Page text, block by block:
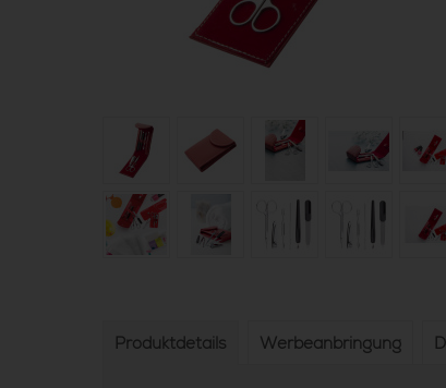
Produktdetails Werbeanbringung